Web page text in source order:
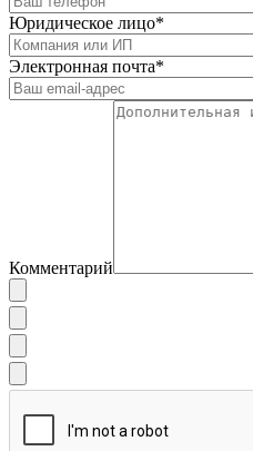
Юридическое лицо*
Электронная почта*
Комментарий